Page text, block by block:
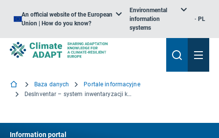
An official website of the European
Union | How do you know?
Environmental
information
systems
PL
Baza danych
Portale informacyjne
DesInventar – system inwentaryzacji klęsk żywiołowych
Information portal